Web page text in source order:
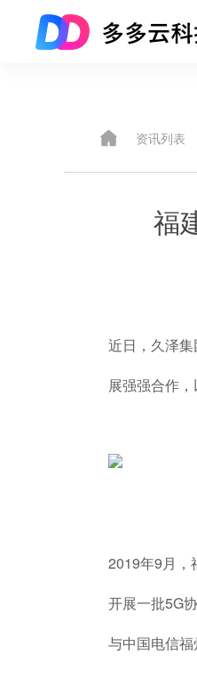
资讯列表
福
近日，久泽
展强强合作
2019年9月，
开展一批5G
与中国电信